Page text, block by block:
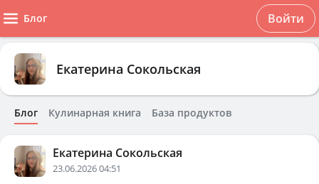
Блог Войти
Екатерина Сокольская
Блог Кулинарная книга База продуктов
Екатерина Сокольская
23.06.2026 04:51